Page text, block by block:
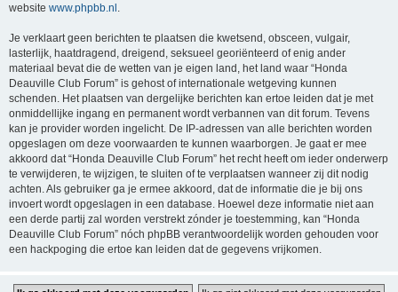
website www.phpbb.nl .
Je verklaart geen berichten te plaatsen die kwetsend, obsceen, vulgair,
lasterlijk, haatdragend, dreigend, seksueel georiënteerd of enig ander
materiaal bevat die de wetten van je eigen land, het land waar “Honda
Deauville Club Forum” is gehost of internationale wetgeving kunnen
schenden. Het plaatsen van dergelijke berichten kan ertoe leiden dat je met
onmiddellijke ingang en permanent wordt verbannen van dit forum. Tevens
kan je provider worden ingelicht. De IP-adressen van alle berichten worden
opgeslagen om deze voorwaarden te kunnen waarborgen. Je gaat er mee
akkoord dat “Honda Deauville Club Forum” het recht heeft om ieder onderwerp
te verwijderen, te wijzigen, te sluiten of te verplaatsen wanneer zij dit nodig
achten. Als gebruiker ga je ermee akkoord, dat de informatie die je bij ons
invoert wordt opgeslagen in een database. Hoewel deze informatie niet aan
een derde partij zal worden verstrekt zónder je toestemming, kan “Honda
Deauville Club Forum” nóch phpBB verantwoordelijk worden gehouden voor
een hackpoging die ertoe kan leiden dat de gegevens vrijkomen.